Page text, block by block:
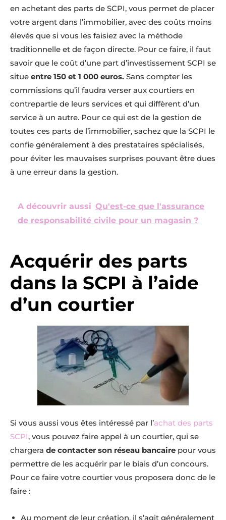
en achetant des parts de SCPI, vous permet de placer
votre argent dans l’immobilier, avec des coûts moins
élevés que si vous les faisiez avec la méthode
traditionnelle et de façon directe. Pour ce faire, il faut
savoir que le coût d’une part d’investissement SCPI se
situe entre 150 et 1 000 euros. Sans compter les
commissions qu’il faudra verser aux courtiers en
contrepartie de leurs services et qui diffèrent d’un
service à un autre. Pour ce qui est de la gestion de
toutes ces parts de l’immobilier, sachez que la SCPI le
confie généralement à des prestataires spécialisés,
pour éviter les mauvaises surprises pouvant être dues
à une erreur dans la gestion.
A découvrir aussi Qu'est-ce que l'assurance
de responsabilité civile pour un magasin ?
Acquérir des parts
dans la SCPI à l’aide
d’un courtier
Si vous aussi vous êtes intéressé par l’achat des parts
SCPI, vous pouvez faire appel à un courtier, qui se
chargera de contacter son réseau bancaire pour vous
permettre de les acquérir par le biais d’un concours.
Pour ce faire votre courtier vous proposera donc de le
faire :
Au moment de leur création, il s’agit généralement